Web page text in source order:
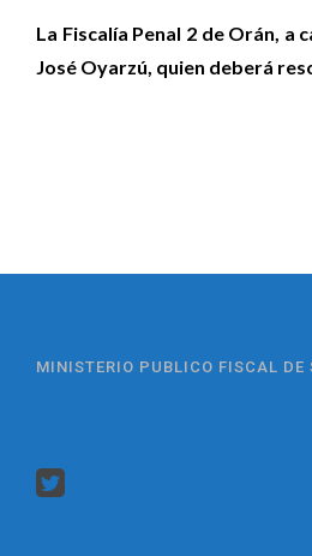
La Fiscalía Penal 2 de Orán,
José Oyarzú, quien deberá
MINISTERIO PUBLICO FISCAL DE